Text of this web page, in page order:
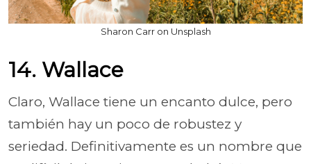
Sharon Carr on Unsplash
14. Wallace
Claro, Wallace tiene un encanto dulce, pero
también hay un poco de robustez y
seriedad. Definitivamente es un nombre que